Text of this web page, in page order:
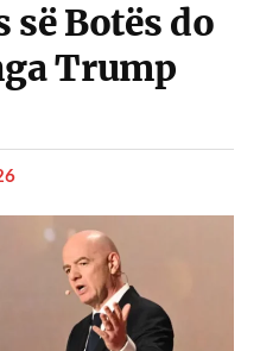
së Botës do
Trump